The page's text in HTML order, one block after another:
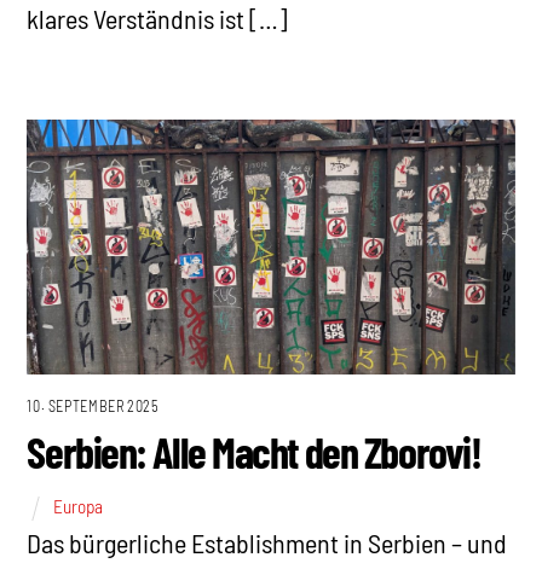
klares Verständnis ist […]
10. SEPTEMBER 2025
Serbien: Alle Macht den Zborovi!
Europa
Das bürgerliche Establishment in Serbien – und